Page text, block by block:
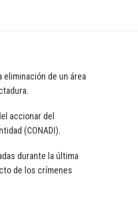
eliminación de un área
accionar del
(CONADI).
durante la última
de los crímenes